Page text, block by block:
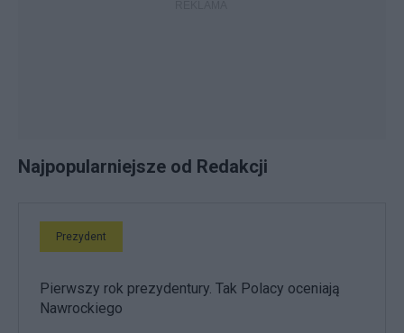
Najpopularniejsze od Redakcji
Prezydent
Pierwszy rok prezydentury. Tak Polacy oceniają
Nawrockiego